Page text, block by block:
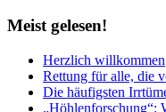
Meistgelesen!
Herzlich willkommen
Rettung für alle, die
Die häufigsten
„Höhlenforschung“: